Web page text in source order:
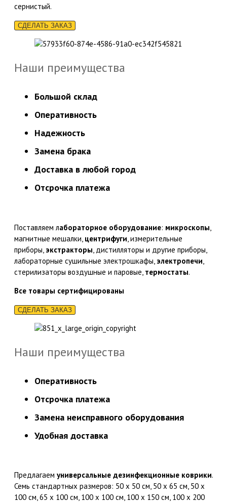
сернистый.
СДЕЛАТЬ ЗАКАЗ
Наши преимущества
Большой склад
Оперативность
Надежность
Замена брака
Доставка в любой город
Отсрочка платежа
Поставляем лабораторное оборудование: микроскопы
магнитные мешалки, центрифуги , измерительные
приборы, экстракторы , дистилляторы и другие приборы,
лабораторные сушильные электрошкафы, электропечи
стерилизаторы воздушные и паровые, термостаты.
Все товары сертифицированы
СДЕЛАТЬ ЗАКАЗ
Наши преимущества
Оперативность
Отсрочка платежа
Замена неисправного оборудования
Удобная доставка
Предлагаем универсальные дезинфекционные коврики.
Семь стандартных размеров: 50 х 50 см, 50 х 65 см, 50 х
100 см, 65 х 100 см, 100 х 100 см, 100 х 150 см, 100 х 200